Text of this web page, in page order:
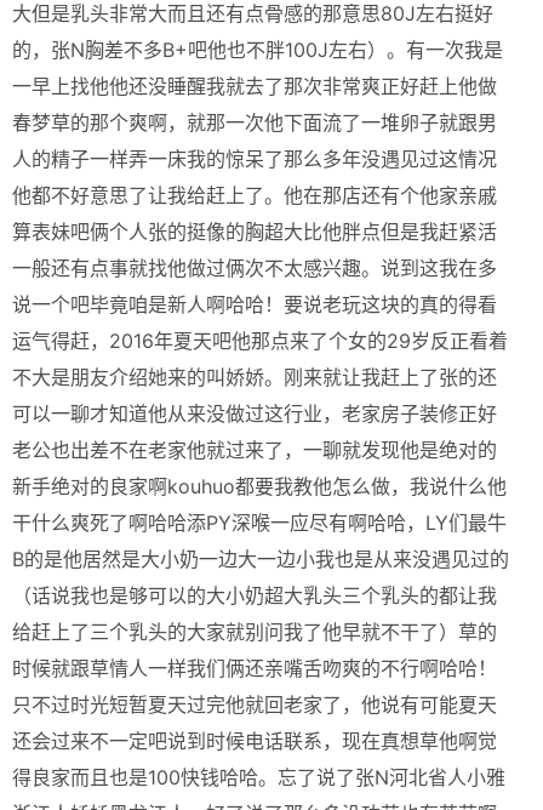
大但是乳头非常大而且还有点骨感的那意思80J左右挺好
的，张N胸差不多B+吧他也不胖100J左右）。有一次我是
一早上找他他还没睡醒我就去了那次非常爽正好赶上他做
春梦草的那个爽啊，就那一次他下面流了一堆卵子就跟男
人的精子一样弄一床我的惊呆了那么多年没遇见过这情况
他都不好意思了让我给赶上了。他在那店还有个他家亲戚
算表妹吧俩个人张的挺像的胸超大比他胖点但是我赶紧活
一般还有点事就找他做过俩次不太感兴趣。说到这我在多
说一个吧毕竟咱是新人啊哈哈！要说老玩这块的真的得看
运气得赶，2016年夏天吧他那点来了个女的29岁反正看着
不大是朋友介绍她来的叫娇娇。刚来就让我赶上了张的还
可以一聊才知道他从来没做过这行业，老家房子装修正好
老公也出差不在老家他就过来了，一聊就发现他是绝对的
新手绝对的良家啊kouhuo都要我教他怎么做，我说什么他
干什么爽死了啊哈哈添PY深喉一应尽有啊哈哈，LY们最牛
B的是他居然是大小奶一边大一边小我也是从来没遇见过的
（话说我也是够可以的大小奶超大乳头三个乳头的都让我
给赶上了三个乳头的大家就别问我了他早就不干了）草的
时候就跟草情人一样我们俩还亲嘴舌吻爽的不行啊哈哈！
只不过时光短暂夏天过完他就回老家了，他说有可能夏天
还会过来不一定吧说到时候电话联系，现在真想草他啊觉
得良家而且也是100快钱哈哈。忘了说了张N河北省人小雅